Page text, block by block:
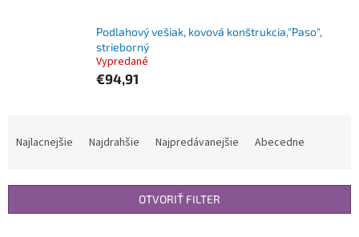
Podlahový vešiak, kovová konštrukcia,"Paso",
strieborný
Vypredané
€94,91
i
Najlacnejšie Najdrahšie Najpredávanejšie Abecedne
OTVORIŤ FILTER